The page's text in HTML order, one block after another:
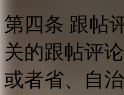
第四条 跟帖
关的跟帖评
或者省、自